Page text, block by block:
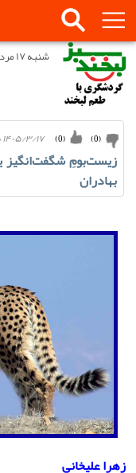
شنبه ۱۷ مرداد ۱۴۰۵ | ۰۱:۰۷:۰۰
۱۴۰۵/۳/۱۷ يكشنبه (
0
) (
0
)
زیست‌بومِ شگفت‌انگیز
بهادران
زهرا علیخانی